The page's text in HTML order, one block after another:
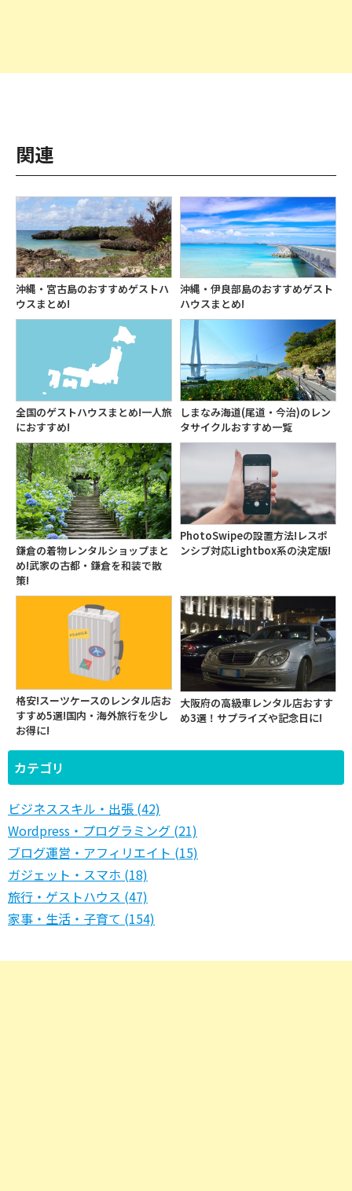
関連
沖縄・宮古島のおすすめゲストハ
ウスまとめ!
沖縄・伊良部島のおすすめゲスト
ハウスまとめ!
全国のゲストハウスまとめ!一人旅
におすすめ!
しまなみ海道(尾道・今治)のレン
タサイクルおすすめ一覧
鎌倉の着物レンタルショップまと
め!武家の古都・鎌倉を和装で散
策!
PhotoSwipeの設置方法!レスポ
ンシブ対応Lightbox系の決定版!
格安!スーツケースのレンタル店お
すすめ5選!国内・海外旅行を少し
お得に!
大阪府の高級車レンタル店おすす
め3選！サプライズや記念日に!
カテゴリ
ビジネススキル・出張 (42)
Wordpress・プログラミング (21)
ブログ運営・アフィリエイト (15)
ガジェット・スマホ (18)
旅行・ゲストハウス (47)
家事・生活・子育て (154)